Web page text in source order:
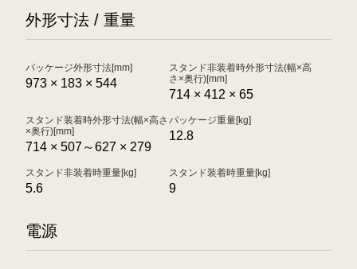
外形寸法 / 重量
パッケージ外形寸法[mm]
973 × 183 × 544
スタンド非装着時外形寸法(幅×高
さ×奥行)[mm]
714 × 412 × 65
スタンド装着時外形寸法(幅×高さ
×奥行)[mm]
714 × 507～627 × 279
パッケージ重量[kg]
12.8
スタンド非装着時重量[kg]
5.6
スタンド装着時重量[kg]
9
電源